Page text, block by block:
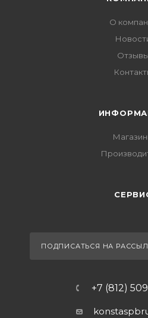
О
Отзывы
ПОДПИСАТЬСЯ НА
+7 (812)